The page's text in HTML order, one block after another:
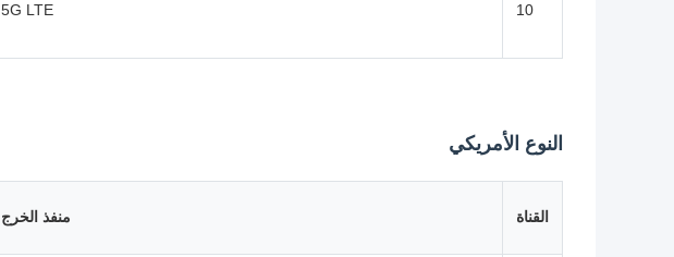
10
5G LTE
النوع الأمريكي
القناة منفذ الخرج